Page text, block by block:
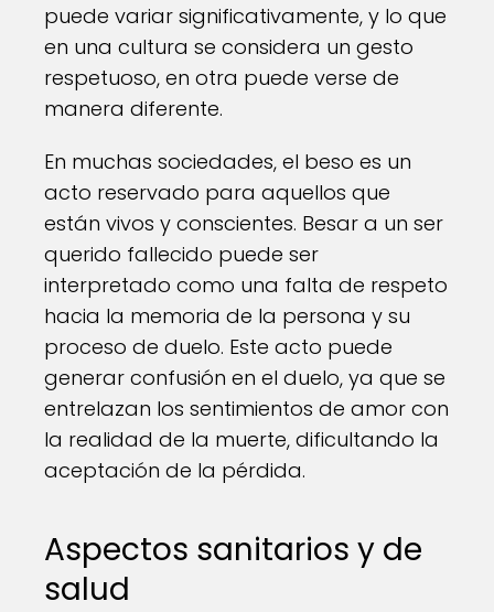
puede variar significativamente, y lo que
en una cultura se considera un gesto
respetuoso, en otra puede verse de
manera diferente.
En muchas sociedades, el beso es un
acto reservado para aquellos que
están vivos y conscientes. Besar a un ser
querido fallecido puede ser
interpretado como una falta de respeto
hacia la memoria de la persona y su
proceso de duelo. Este acto puede
generar confusión en el duelo, ya que se
entrelazan los sentimientos de amor con
la realidad de la muerte, dificultando la
aceptación de la pérdida.
Aspectos sanitarios y de
salud